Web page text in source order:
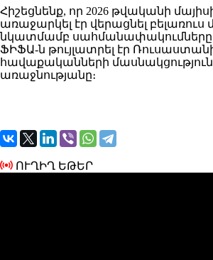
Հիշեցնենք, որ 2026 թվականի
առաջարկել էր վերացնել բելառուս
նկատմամբ սահմանափակումները։
ՖԻՖԱ-ն թույլատրել էր
հավաքականների
առաջնությանը։
ՈՒՂԻՂ ԵԹԵՐ